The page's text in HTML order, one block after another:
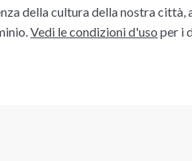
della cultura della nostra
Vedi le condizioni d'uso per i